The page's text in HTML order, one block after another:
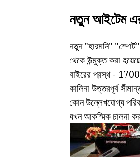
নতুন আইটেম এর
নতুন "হারমনি"
থেকে উন্মুক্ত করা
বাইরের প্রস্থ -
কালিনা উত্তরপূর্ব
কোন উল্লেখযোগ্য
যখন আকস্মিক চালনা